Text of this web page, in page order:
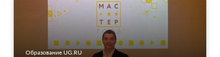
Образование UG.RU